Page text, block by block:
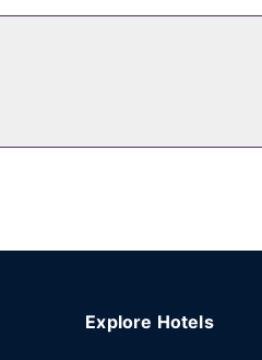
Explore Hotels